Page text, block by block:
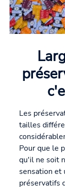
Les
tailles
Pour que le
qu'il ne soit
sensation et
préservatifs